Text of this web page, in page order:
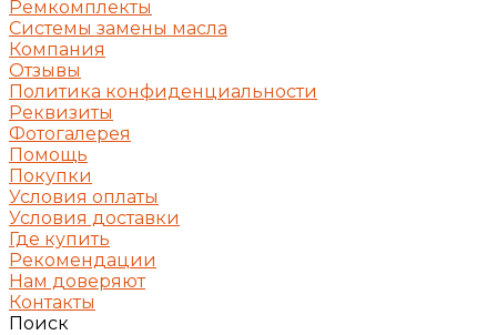
Ремкомплекты
Системы замены масла
Компания
Отзывы
Политика конфиденциальности
Реквизиты
Фотогалерея
Помощь
Покупки
Условия оплаты
Условия доставки
Где купить
Рекомендации
Нам доверяют
Контакты
Поиск